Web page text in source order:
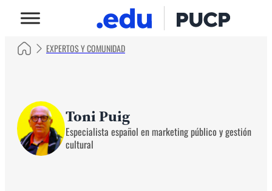
EXPERTOS Y COMUNIDAD
Toni Puig
Especialista español en marketing público y gestión
cultural